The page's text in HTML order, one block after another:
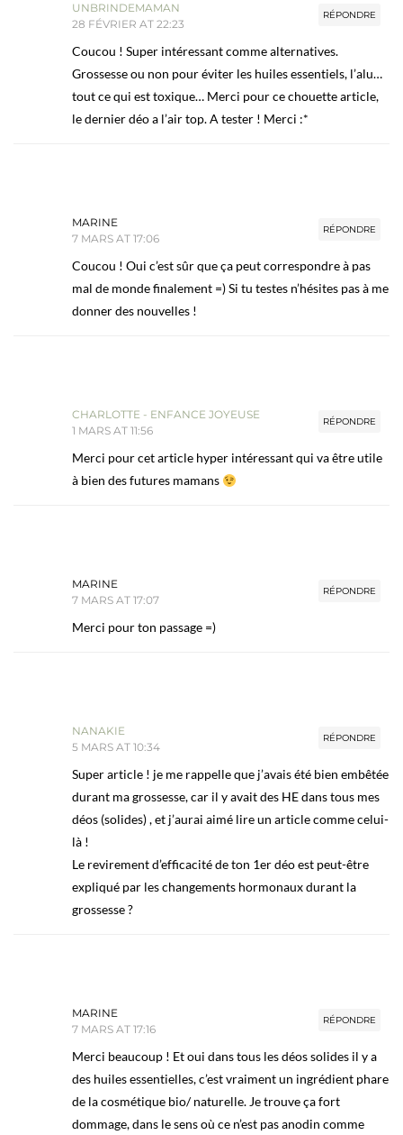
RÉPONDRE
UNBRINDEMAMAN
28 FÉVRIER AT 22:23
Coucou ! Super intéressant comme alternatives.
Grossesse ou non pour éviter les huiles essentiels, l’alu…
tout ce qui est toxique… Merci pour ce chouette article,
le dernier déo a l’air top. A tester ! Merci :*
RÉPONDRE
MARINE
7 MARS AT 17:06
Coucou ! Oui c’est sûr que ça peut correspondre à pas
mal de monde finalement =) Si tu testes n’hésites pas à me
donner des nouvelles !
RÉPONDRE
CHARLOTTE - ENFANCE JOYEUSE
1 MARS AT 11:56
Merci pour cet article hyper intéressant qui va être utile
à bien des futures mamans
RÉPONDRE
MARINE
7 MARS AT 17:07
Merci pour ton passage =)
RÉPONDRE
NANAKIE
5 MARS AT 10:34
Super article ! je me rappelle que j’avais été bien embêtée
durant ma grossesse, car il y avait des HE dans tous mes
déos (solides) , et j’aurai aimé lire un article comme celui-
là !
Le revirement d’efficacité de ton 1er déo est peut-être
expliqué par les changements hormonaux durant la
grossesse ?
RÉPONDRE
MARINE
7 MARS AT 17:16
Merci beaucoup ! Et oui dans tous les déos solides il y a
des huiles essentielles, c’est vraiment un ingrédient phare
de la cosmétique bio/ naturelle. Je trouve ça fort
dommage, dans le sens où ce n’est pas anodin comme